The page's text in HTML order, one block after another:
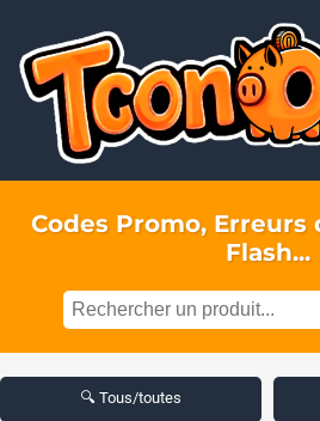
Codes Promo, Erreurs
Flash...
🔍 Tous/toutes